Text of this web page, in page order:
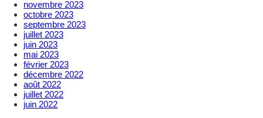
novembre 2023
octobre 2023
septembre 2023
juillet 2023
juin 2023
mai 2023
février 2023
décembre 2022
août 2022
juillet 2022
juin 2022